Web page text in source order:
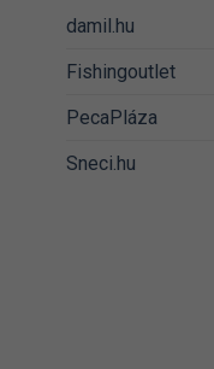
damil.hu
Fishingoutlet
PecaPláza
Sneci.hu